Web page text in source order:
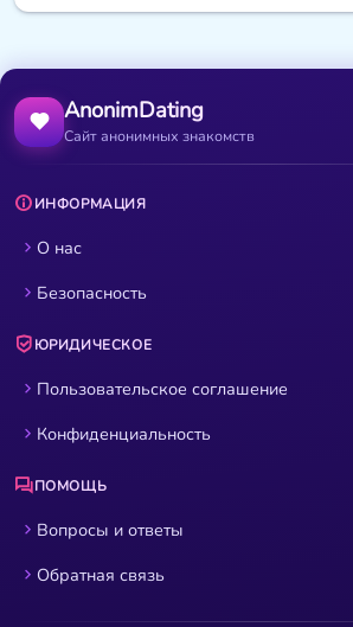
AnonimDating
Сайт анонимных знакомств
ИНФОРМАЦИЯ
О нас
Безопасность
ЮРИДИЧЕСКОЕ
Пользовательское соглашение
Конфиденциальность
ПОМОЩЬ
Вопросы и ответы
Обратная связь